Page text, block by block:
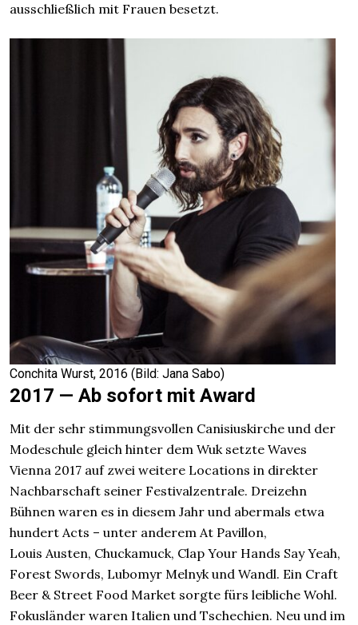
ausschließlich mit Frauen besetzt.
Conchita Wurst, 2016 (Bild: Jana Sabo)
2017 — Ab sofort mit Award
Mit der sehr stimmungsvollen Canisiuskirche und der
Modeschule gleich hinter dem Wuk setzte Waves
Vienna 2017 auf zwei weitere Locations in direkter
Nachbarschaft seiner Festivalzentrale. Dreizehn
Bühnen waren es in diesem Jahr und abermals etwa
hundert Acts – unter anderem At Pavillon,
Louis Austen, Chuckamuck, Clap Your Hands Say Yeah,
Forest Swords, Lubomyr Melnyk und Wandl. Ein Craft
Beer & Street Food Market sorgte fürs leibliche Wohl.
Fokusländer waren Italien und Tschechien. Neu und im